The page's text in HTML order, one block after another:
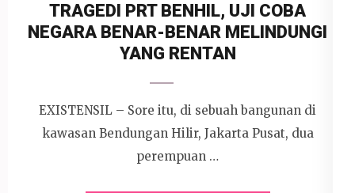
TRAGEDI PRT BENHIL, UJI COBA
NEGARA BENAR-BENAR MELINDUNGI
YANG RENTAN
EXISTENSIL – Sore itu, di sebuah bangunan di
kawasan Bendungan Hilir, Jakarta Pusat, dua
perempuan …